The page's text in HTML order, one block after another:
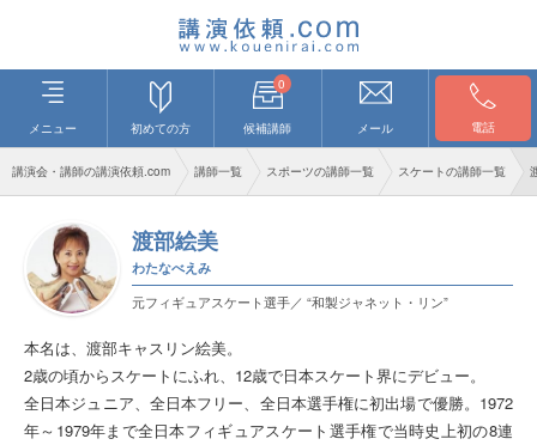
メニュー 初めての方
0
候補講師 メール 電話
講演会・講師の講演依頼.com 講師一覧 スポーツの講師一覧 スケートの講師一覧
渡部絵美
わたなべえみ
元フィギュアスケート選手／ “和製ジャネット・リン”
本名は、渡部キャスリン絵美。
2歳の頃からスケートにふれ、12歳で日本スケート界にデビュー。
全日本ジュニア、全日本フリー、全日本選手権に初出場で優勝。1972
年～1979年まで全日本フィギュアスケート選手権で当時史上初の8連